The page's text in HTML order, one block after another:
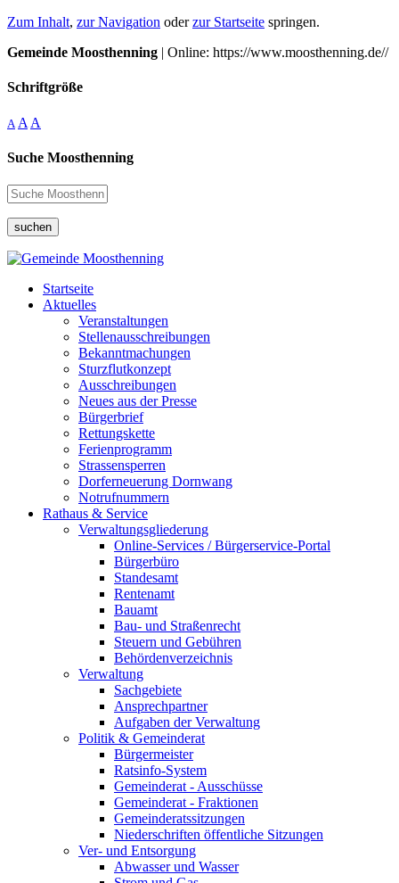
Zum Inhalt, zur Navigation oderzur Startseite springen.
Gemeinde Moosthenning | Online: https://www.moosthenning.de//
Schriftgröße
A A A
Suche Moosthenning
suchen
Startseite
Aktuelles
Veranstaltungen
Stellenausschreibungen
Bekanntmachungen
Sturzflutkonzept
Ausschreibungen
Neues aus der Presse
Bürgerbrief
Rettungskette
Ferienprogramm
Strassensperren
Dorferneuerung Dornwang
Notrufnummern
Rathaus & Service
Verwaltungsgliederung
Online-Services / Bürgerservice-Portal
Bürgerbüro
Standesamt
Rentenamt
Bauamt
Bau- und Straßenrecht
Steuern und Gebühren
Behördenverzeichnis
Verwaltung
Sachgebiete
Ansprechpartner
Aufgaben der Verwaltung
Politik & Gemeinderat
Bürgermeister
Ratsinfo-System
Gemeinderat - Ausschüsse
Gemeinderat - Fraktionen
Gemeinderatssitzungen
Niederschriften öffentliche Sitzungen
Ver- und Entsorgung
Abwasser und Wasser